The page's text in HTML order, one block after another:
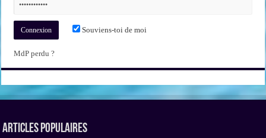
Souviens-toi de moi
MdP perdu ?
Articles Populaires